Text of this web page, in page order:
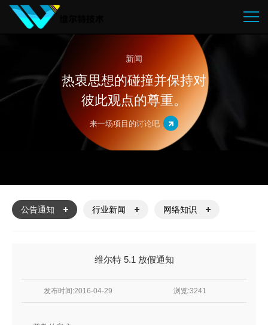
新闻
热衷思想的碰撞并保持对
彼此观点的尊重。
来一场项目的讨论吧
公告通知 行业新闻 网络知识
维尔特 5.1 放假通知
发布时间:2016-04-29 浏览:3241